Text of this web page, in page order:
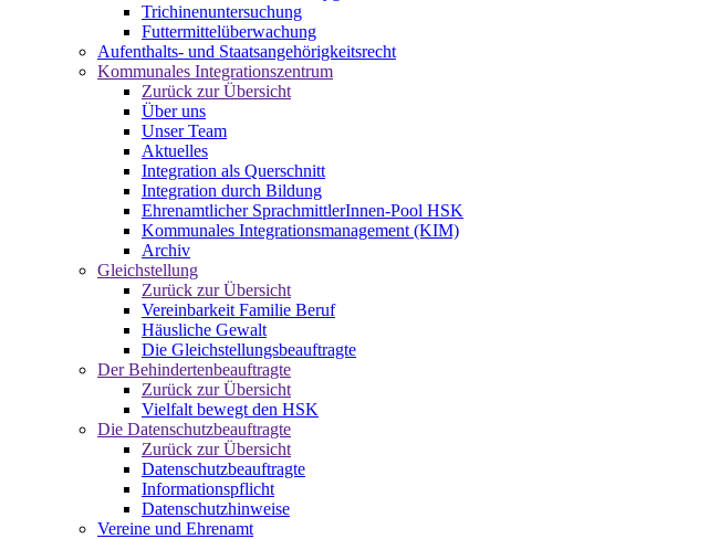
Trichinenuntersuchung
Futtermittelüberwachung
Aufenthalts- und Staatsangehörigkeitsrecht
Kommunales Integrationszentrum
Zurück zur Übersicht
Über uns
Unser Team
Aktuelles
Integration als Querschnitt
Integration durch Bildung
Ehrenamtlicher SprachmittlerInnen-Pool HSK
Kommunales Integrationsmanagement (KIM)
Archiv
Gleichstellung
Zurück zur Übersicht
Vereinbarkeit Familie Beruf
Häusliche Gewalt
Die Gleichstellungsbeauftragte
Der Behindertenbeauftragte
Zurück zur Übersicht
Vielfalt bewegt den HSK
Die Datenschutzbeauftragte
Zurück zur Übersicht
Datenschutzbeauftragte
Informationspflicht
Datenschutzhinweise
Vereine und Ehrenamt